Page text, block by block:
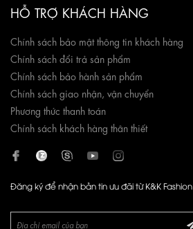
HỖ TRỢ KHÁCH HÀNG
Chính sách bảo mật thông tin khách hàng
Chính sách đổi trả sản phẩm
Chính sách bảo hành sản phẩm
Chính sách giao nhận, vận chuyển
Phương thức thanh toán
Chính sách khách hàng thân thiết
Đăng ký để nhận bản tin ưu đãi từ K&K Fashion